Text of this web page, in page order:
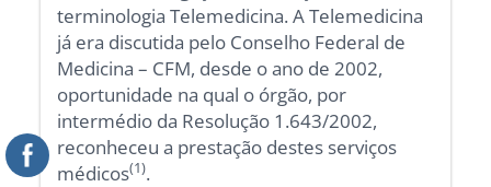
terminologia Telemedicina. A Telemedicina
já era discutida pelo Conselho Federal de
Medicina – CFM, desde o ano de 2002,
oportunidade na qual o órgão, por
intermédio da Resolução 1.643/2002,
reconheceu a prestação destes serviços
médicos(1).